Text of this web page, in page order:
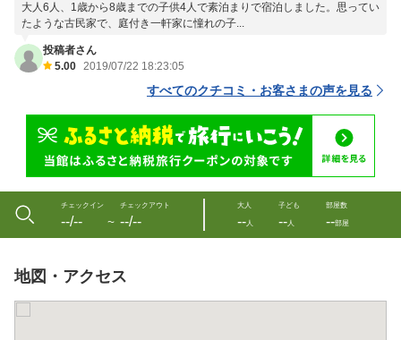
大人6人、1歳から8歳までの子供4人で素泊まりで宿泊しました。思ってい
たような古民家で、庭付き一軒家に憧れの子...
投稿者さん
5.00 2019/07/22 18:23:05
すべてのクチコミ・お客さまの声を見る
チェックイン
--/-- 〜
チェックアウト
--/--
大人
--人
子ども
--人
部屋数
--部屋
地図・アクセス